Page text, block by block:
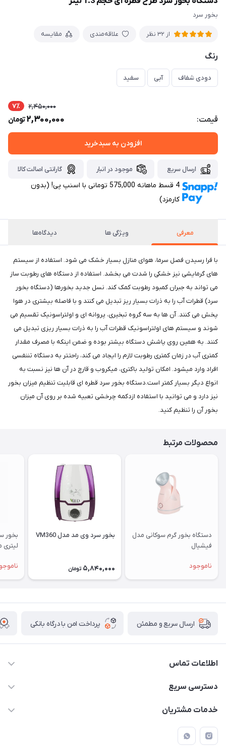
بخور سرد
از 32 نظر علاقه‌مندی مقایسه
رنگ
دودی شفاف آبی سفید
قیمت:
2,450,000 7٪
2,300,000تومان
افزودن به سبدخرید
ارسال سریع موجود در انبار گارانتی اصالت کالا
4 قسط ماهانه 575,000 تومانی با اسنپ ‌پی! (بدون
کارمزد)
معرفی ویژگی ها دیدگاه‌ها
با فرا رسیدن فصل سرما، هوای منازل بسیار خشک می شود. استفاده از سیستم
های گرمایشی نیز خشکی را شدت می بخشد. استفاده از دستگاه های رطوبت ساز
می تواند به جبران کمبود رطوبت کمک کند. نسل جدید بخورها (دستگاه بخور
سرد) قطرات آب را به ذرات بسیار ریز تبدیل می کنند و با فاصله بیشتری در هوا
پخش می کنند. آن ها به سه گروه تبخیری، پروانه ای و اولتراسونیک تقسیم می
شوند و سیستم های اولتراسونیک قطرات آب را به ذرات بسیار ریزی تبدیل می
کنند. به همین روی پاشش دستگاه بیشتر بوده و ضمن اینکه با مصرف مقدار
کمتری آب در زمان کمتری رطوبت لازم را ایجاد می کند، راحتتر به دستگاه تننفسی
افراد وارد میشود. امکان تولید باکتری، میکروب و قارچ در آن ها نیز نسبت به
انواع دیگر بسیار کمتر است.دستگاه بخور سرد قطره ای قابلیت تنظیم میزان بخور
نیز دارد و می توانید با استفاده ازدکمه چرخشی تعبیه شده بر روی آن میزان
بخور آن را تنظیم کنید.
محصولات مرتبط
دستگاه بخور گرم سوکانی مدل
فیشیال
ناموجود
بخور سرد وی مد مدل VM360
5,840,000 تومان
لیتری
ارسال سریع و مطمئن پرداخت امن با درگاه بانکی
اطلاعات تماس
09171843500 و 07152240182
دسترسی سریع
حساب کاربری
لیست محصولات
خدمات مشتریان
راهنما
قوانین و مقررات